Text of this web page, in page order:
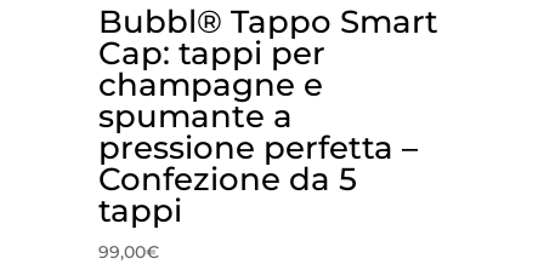
Bubbl® Tappo Smart
Cap: tappi per
champagne e
spumante a
pressione perfetta –
Confezione da 5
tappi
99,00€